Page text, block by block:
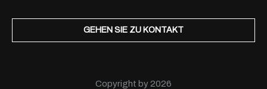
GEHEN SIE ZU KONTAKT
Copyright by 2026